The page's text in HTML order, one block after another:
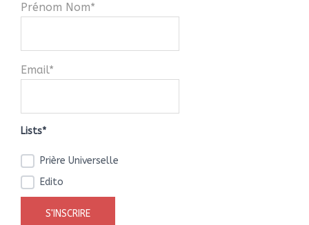
Prénom Nom*
Email*
Lists*
Prière Universelle
Edito